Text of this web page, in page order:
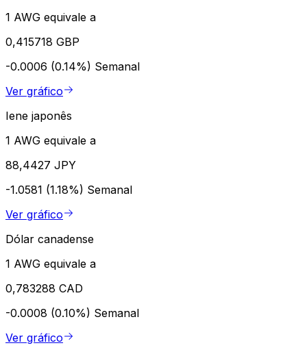
1 AWG equivale a
0,415718 GBP
-0.0006 (0.14%) Semanal
Ver gráfico
Iene japonês
1 AWG equivale a
88,4427 JPY
-1.0581 (1.18%) Semanal
Ver gráfico
Dólar canadense
1 AWG equivale a
0,783288 CAD
-0.0008 (0.10%) Semanal
Ver gráfico